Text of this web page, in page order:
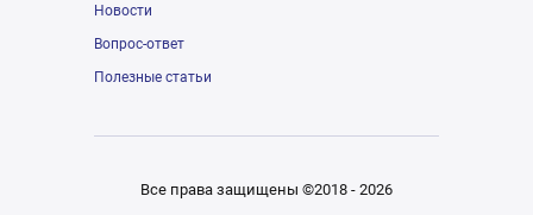
Новости
Вопрос-ответ
Полезные статьи
Все права защищены ©2018 - 2026